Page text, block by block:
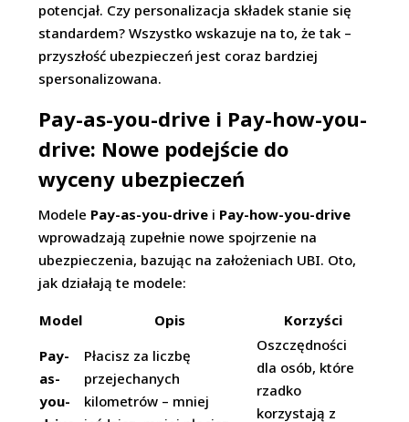
potencjał. Czy personalizacja składek stanie się
standardem? Wszystko wskazuje na to, że tak –
przyszłość ubezpieczeń jest coraz bardziej
spersonalizowana.
Pay-as-you-drive i Pay-how-you-
drive: Nowe podejście do
wyceny ubezpieczeń
Modele Pay-as-you-drive i Pay-how-you-drive
wprowadzają zupełnie nowe spojrzenie na
ubezpieczenia, bazując na założeniach UBI. Oto,
jak działają te modele:
Model Opis
Korzyści
Pay-
as-
you-
Płacisz za liczbę
przejechanych
kilometrów – mniej
Oszczędności
dla osób, które
rzadko
korzystają z